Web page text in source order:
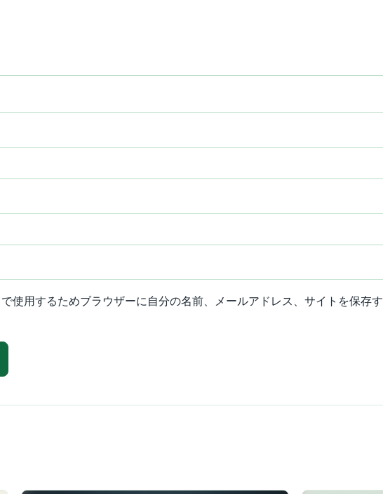
使用するためブラウザーに自分の名前、メールアドレス、サイトを保存す